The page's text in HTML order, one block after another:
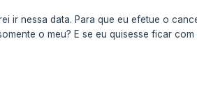
ir nessa data. Para que eu efetue o
o meu? E se eu quisesse ficar